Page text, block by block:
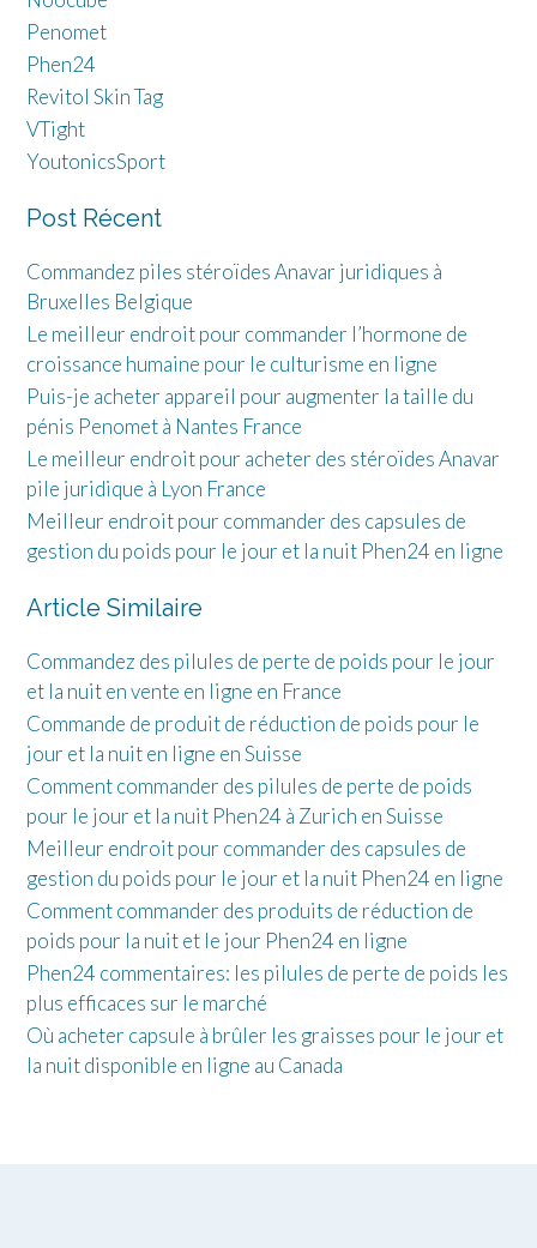
Penomet
Phen24
Revitol Skin Tag
VTight
YoutonicsSport
Post Récent
Commandez piles stéroïdes Anavar juridiques à
Bruxelles Belgique
Le meilleur endroit pour commander l’hormone de
croissance humaine pour le culturisme en ligne
Puis-je acheter appareil pour augmenter la taille du
pénis Penomet à Nantes France
Le meilleur endroit pour acheter des stéroïdes Anavar
pile juridique à Lyon France
Meilleur endroit pour commander des capsules de
gestion du poids pour le jour et la nuit Phen24 en ligne
Article Similaire
Commandez des pilules de perte de poids pour le jour
et la nuit en vente en ligne en France
Commande de produit de réduction de poids pour le
jour et la nuit en ligne en Suisse
Comment commander des pilules de perte de poids
pour le jour et la nuit Phen24 à Zurich en Suisse
Meilleur endroit pour commander des capsules de
gestion du poids pour le jour et la nuit Phen24 en ligne
Comment commander des produits de réduction de
poids pour la nuit et le jour Phen24 en ligne
Phen24 commentaires: les pilules de perte de poids les
plus efficaces sur le marché
Où acheter capsule à brûler les graisses pour le jour et
la nuit disponible en ligne au Canada